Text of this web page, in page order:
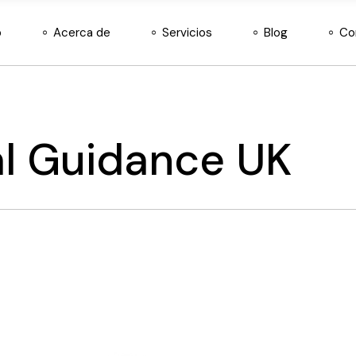
Acerca de Servicios Blog
Guidance UK